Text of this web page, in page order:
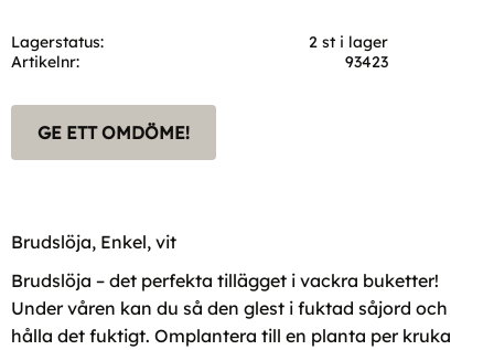
Lagerstatus
2 st i lager
Artikelnr
93423
GE ETT OMDÖME!
Brudslöja, Enkel, vit
Brudslöja – det perfekta tillägget i vackra buketter!
Under våren kan du så den glest i fuktad såjord och
hålla det fuktigt. Omplantera till en planta per kruka